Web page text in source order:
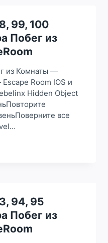
99, 100
Побег из
из Комнаты —
Room IOS и
Hidden Object
все
94, 95
Побег из